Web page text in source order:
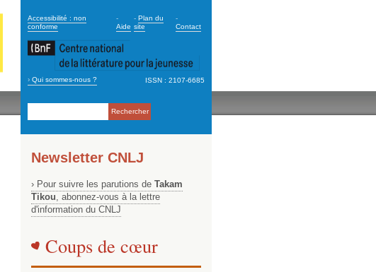
secondary_2
Accessibilité : non
conforme
-
Aide
-Plan du
site
-
Contact
Navigation
› Qui sommes-nous ? ISSN : 2107-6685
Newsletter CNLJ
› Pour suivre les parutions de Takam
Tikou, abonnez-vous à la lettre
d'information du CNLJ
Coups de cœur